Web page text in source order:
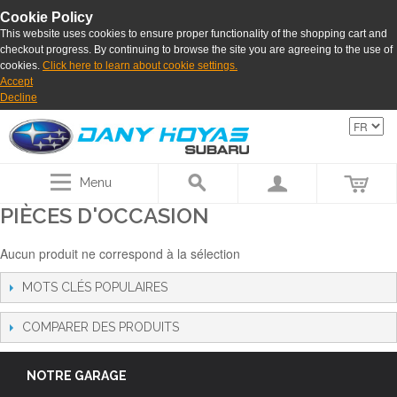
Cookie Policy
This website uses cookies to ensure proper functionality of the shopping cart and
checkout progress. By continuing to browse the site you are agreeing to the use of
cookies. Click here to learn about cookie settings.
Accept
Decline
Menu
PIÈCES D'OCCASION
Aucun produit ne correspond à la sélection
MOTS CLÉS POPULAIRES
COMPARER DES PRODUITS
NOTRE GARAGE